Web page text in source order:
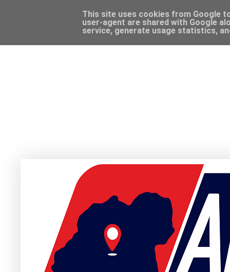
This site uses cookies from Google
user-agent are shared with Google
service, generate usage statistics,